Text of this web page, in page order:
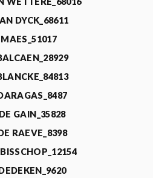
DYCK_68611
GAIN_35828
RAEVE_8398